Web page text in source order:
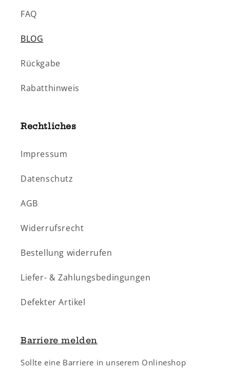
FAQ
BLOG
Rückgabe
Rabatthinweis
Rechtliches
Impressum
Datenschutz
AGB
Widerrufsrecht
Bestellung widerrufen
Liefer- & Zahlungsbedingungen
Defekter Artikel
Barriere melden
Sollte eine Barriere in unserem Onlineshop